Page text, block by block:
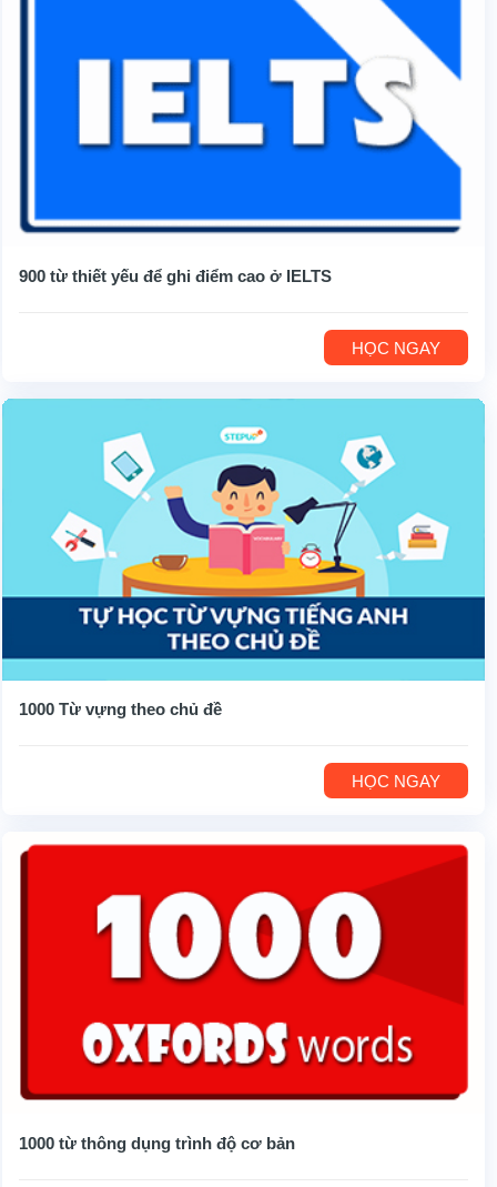
900 từ thiết yếu để ghi điểm cao ở IELTS
HỌC NGAY
1000 Từ vựng theo chủ đề
HỌC NGAY
1000 từ thông dụng trình độ cơ bản